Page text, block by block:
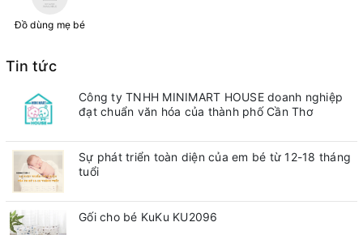
Đồ dùng mẹ bé
Tin tức
Công ty TNHH MINIMART HOUSE doanh nghiệp
đạt chuẩn văn hóa của thành phố Cần Thơ
Sự phát triển toàn diện của em bé từ 12-18 tháng
tuổi
Gối cho bé KuKu KU2096